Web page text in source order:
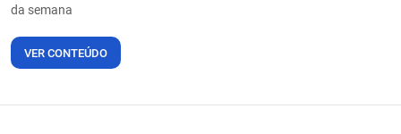
da semana
VER CONTEÚDO